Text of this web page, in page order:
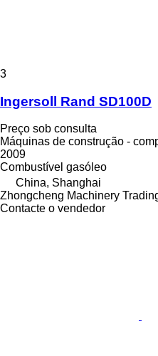
3
Ingersoll Rand SD100D
Preço sob consulta
Máquinas de construção -
2009
Combustível gasóleo
China, Shanghai
Zhongcheng Machinery
Contacte o vendedor